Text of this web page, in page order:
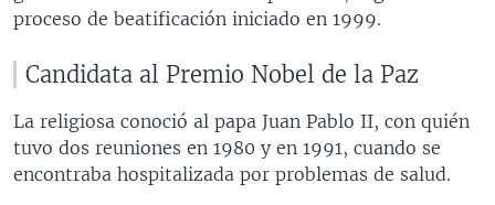
proceso de beatificación iniciado en 1999.
Candidata al Premio Nobel de la Paz
La religiosa conoció al papa Juan Pablo II, con quién
tuvo dos reuniones en 1980 y en 1991, cuando se
encontraba hospitalizada por problemas de salud.